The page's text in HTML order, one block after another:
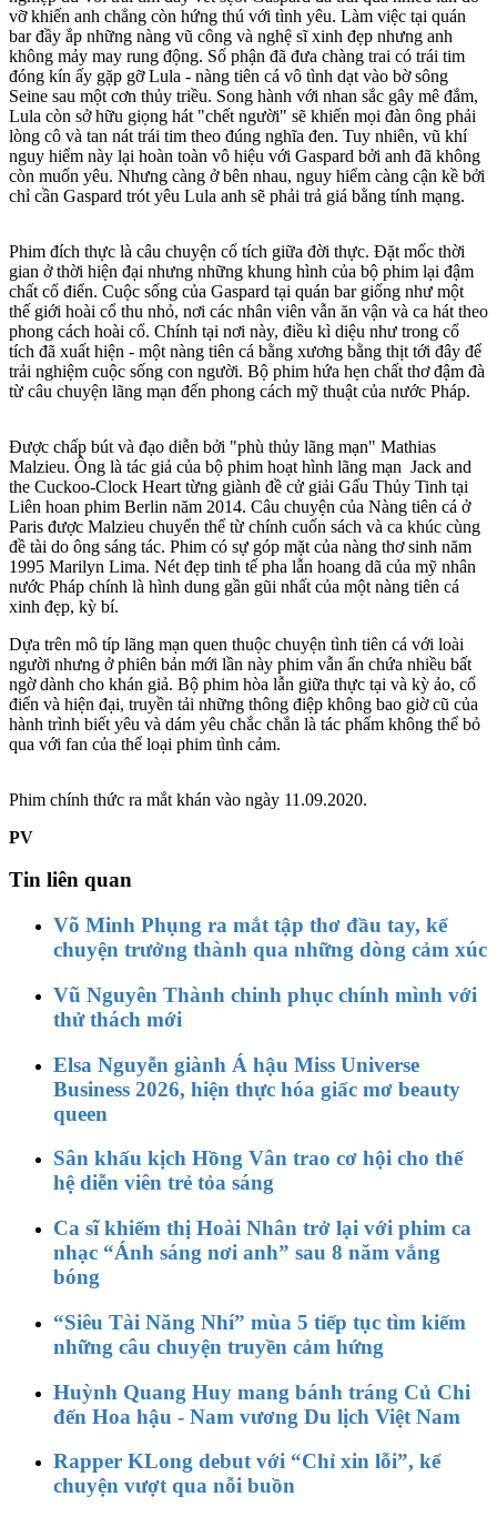
vỡ khiến anh chẳng còn hứng thú với tình yêu. Làm việc tại quán
bar đầy ắp những nàng vũ công và nghệ sĩ xinh đẹp nhưng anh
không mảy may rung động. Số phận đã đưa chàng trai có trái tim
đóng kín ấy gặp gỡ Lula - nàng tiên cá vô tình dạt vào bờ sông
Seine sau một cơn thủy triều. Song hành với nhan sắc gây mê đắm,
Lula còn sở hữu giọng hát "chết người" sẽ khiến mọi đàn ông phải
lòng cô và tan nát trái tim theo đúng nghĩa đen. Tuy nhiên, vũ khí
nguy hiểm này lại hoàn toàn vô hiệu với Gaspard bởi anh đã không
còn muốn yêu. Nhưng càng ở bên nhau, nguy hiểm càng cận kề bởi
chỉ cần Gaspard trót yêu Lula anh sẽ phải trả giá bằng tính mạng.
Phim đích thực là câu chuyện cổ tích giữa đời thực. Đặt mốc thời
gian ở thời hiện đại nhưng những khung hình của bộ phim lại đậm
chất cổ điển. Cuộc sống của Gaspard tại quán bar giống như một
thế giới hoài cổ thu nhỏ, nơi các nhân viên vẫn ăn vận và ca hát theo
phong cách hoài cổ. Chính tại nơi này, điều kì diệu như trong cổ
tích đã xuất hiện - một nàng tiên cá bằng xương bằng thịt tới đây để
trải nghiệm cuộc sống con người. Bộ phim hứa hẹn chất thơ đậm đà
từ câu chuyện lãng mạn đến phong cách mỹ thuật của nước Pháp.
Được chấp bút và đạo diễn bởi "phù thủy lãng mạn" Mathias
Malzieu. Ông là tác giả của bộ phim hoạt hình lãng mạn Jack and
the Cuckoo-Clock Heart từng giành đề cử giải Gấu Thủy Tinh tại
Liên hoan phim Berlin năm 2014. Câu chuyện của Nàng tiên cá ở
Paris được Malzieu chuyển thể từ chính cuốn sách và ca khúc cùng
đề tài do ông sáng tác. Phim có sự góp mặt của nàng thơ sinh năm
1995 Marilyn Lima. Nét đẹp tinh tế pha lẫn hoang dã của mỹ nhân
nước Pháp chính là hình dung gần gũi nhất của một nàng tiên cá
xinh đẹp, kỳ bí.
Dựa trên mô típ lãng mạn quen thuộc chuyện tình tiên cá với loài
người nhưng ở phiên bản mới lần này phim vẫn ẩn chứa nhiều bất
ngờ dành cho khán giả. Bộ phim hòa lẫn giữa thực tại và kỳ ảo, cổ
điển và hiện đại, truyền tải những thông điệp không bao giờ cũ của
hành trình biết yêu và dám yêu chắc chắn là tác phẩm không thể bỏ
qua với fan của thể loại phim tình cảm.
Phim chính thức ra mắt khán vào ngày 11.09.2020.
PV
Tin liên quan
Võ Minh Phụng ra mắt tập thơ đầu tay, kể
chuyện trưởng thành qua những dòng cảm xúc
Vũ Nguyên Thành chinh phục chính mình với
thử thách mới
Elsa Nguyễn giành Á hậu Miss Universe
Business 2026, hiện thực hóa giấc mơ beauty
queen
Sân khấu kịch Hồng Vân trao cơ hội cho thế
hệ diễn viên trẻ tỏa sáng
Ca sĩ khiếm thị Hoài Nhân trở lại với phim ca
nhạc “Ánh sáng nơi anh” sau 8 năm vắng
bóng
“Siêu Tài Năng Nhí” mùa 5 tiếp tục tìm kiếm
những câu chuyện truyền cảm hứng
Huỳnh Quang Huy mang bánh tráng Củ Chi
đến Hoa hậu - Nam vương Du lịch Việt Nam
Rapper KLong debut với “Chỉ xin lỗi”, kể
chuyện vượt qua nỗi buồn